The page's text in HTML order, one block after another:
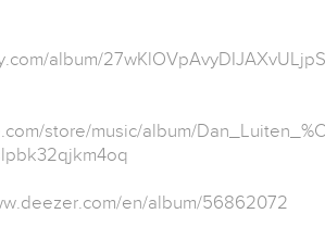
album/27wKlOVpAvyDIJAXvULjpS
store/music/album/
en/album/56862072